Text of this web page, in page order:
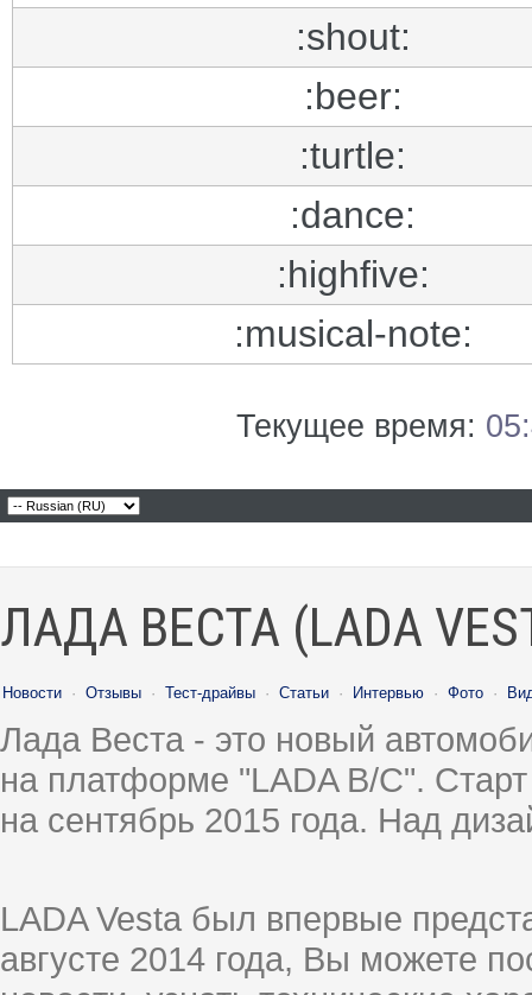
:shout:
:beer:
:turtle:
:dance:
:highfive:
:musical-note:
Текущее время:
ЛАДА ВЕСТА (LADA
Новости · Отзывы · Тест-драйвы · Статьи · Интервью · Фото ·
Лада Веста - это новый
на платформе "LADA B/C".
на сентябрь 2015 года. Над
LADA Vesta был впервые
августе 2014 года, Вы можете